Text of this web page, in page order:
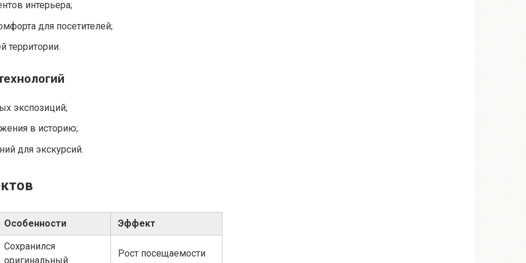
интерьера;
для посетителей;
территории.
экспозиций;
в историю;
для экскурсий.
Особенности Эффект
Сохранился
оригинальный
Рост посещаемости